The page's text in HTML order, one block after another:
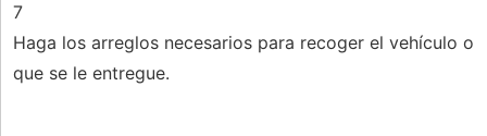
7
Haga los arreglos necesarios para recoger el vehículo o
que se le entregue.